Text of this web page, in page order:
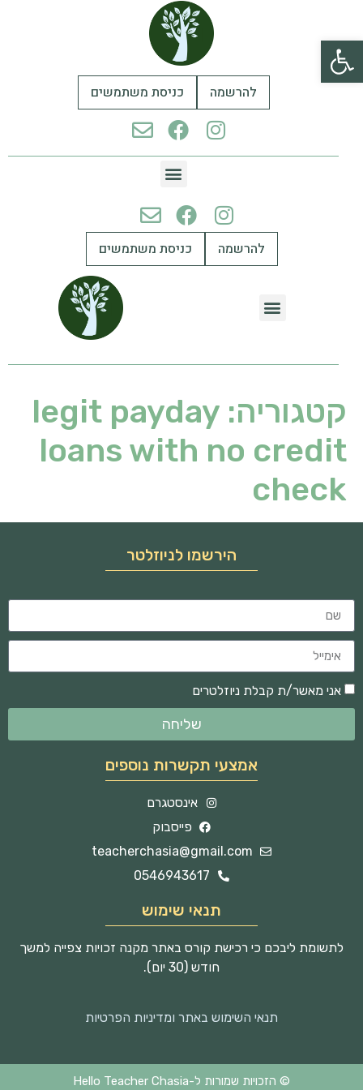
פתח סרגל נגישות
להרשמה כניסת משתמשים
להרשמה כניסת משתמשים
קטגוריה: legit payday
loans with no credit
check
הירשמו לניוזלטר
אני מאשר/ת קבלת ניוזלטרים
שליחה
אמצעי תקשרות נוספים
אינסטגרם
פייסבוק
teacherchasia@gmail.com
0546943617
תנאי שימוש
לתשומת ליבכם כי רכישת קורס באתר מקנה זכויות צפייה למשך
חודש (30 יום).
תנאי השימוש באתר ומדיניות הפרטיות
© הזכויות שמורות ל-Hello Teacher Chasia